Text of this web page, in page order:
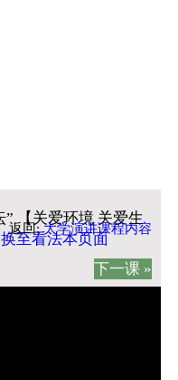
【关爱环境 关爱生
至看法本页面
返回:大学演讲课程内容
下一课 »